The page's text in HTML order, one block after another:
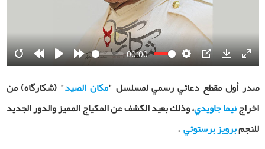
RestartRewindPlay Forward
00:00
Settings
PIP Download
صدر أول مقطع دعائي رسمي لمسلسل "مكان الصيد" (شکارگاه) من
اخراجنيما جاويدي، وذلك بعيد الكشف عن المكياج المميز والدور الجديد
للنجمبرويز برستوئي.